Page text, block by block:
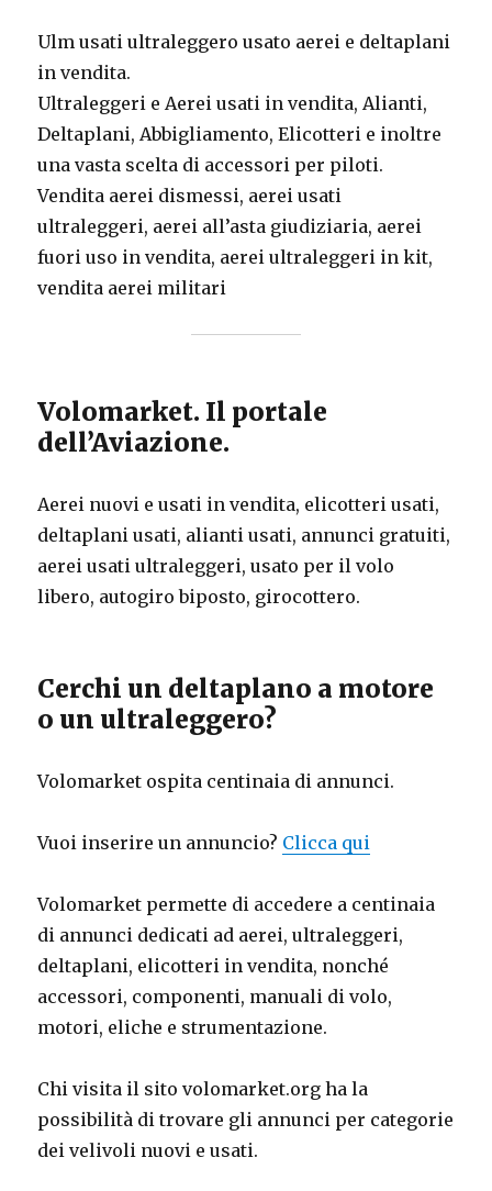
Ulm usati ultraleggero usato aerei e deltaplani
in vendita.
Ultraleggeri e Aerei usati in vendita, Alianti,
Deltaplani, Abbigliamento, Elicotteri e inoltre
una vasta scelta di accessori per piloti.
Vendita aerei dismessi, aerei usati
ultraleggeri, aerei all’asta giudiziaria, aerei
fuori uso in vendita, aerei ultraleggeri in kit,
vendita aerei militari
Volomarket. Il portale
dell’Aviazione.
Aerei nuovi e usati in vendita, elicotteri usati,
deltaplani usati, alianti usati, annunci gratuiti,
aerei usati ultraleggeri, usato per il volo
libero, autogiro biposto, girocottero.
Cerchi un deltaplano a motore
o un ultraleggero?
Volomarket ospita centinaia di annunci.
Vuoi inserire un annuncio? Clicca qui
Volomarket permette di accedere a centinaia
di annunci dedicati ad aerei, ultraleggeri,
deltaplani, elicotteri in vendita, nonché
accessori, componenti, manuali di volo,
motori, eliche e strumentazione.
Chi visita il sito volomarket.org ha la
possibilità di trovare gli annunci per categorie
dei velivoli nuovi e usati.